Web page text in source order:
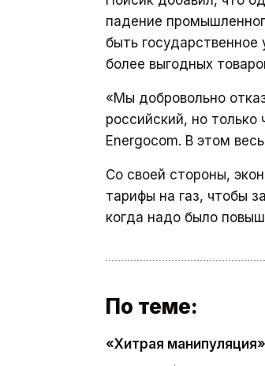
падение
быть
более выгодных
«Мы добровольно
российский, но
Energocom. В этом
Со своей стороны,
тарифы на газ, чтобы
когда надо было
По теме:
«Хитрая